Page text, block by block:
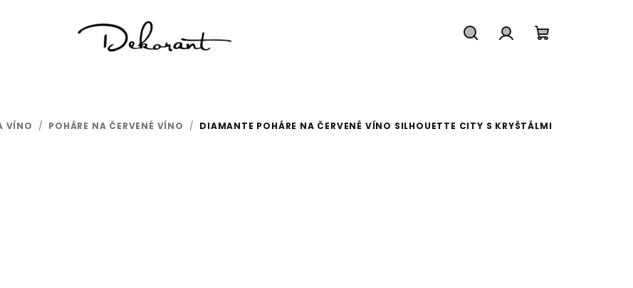
VÍNO / POHÁRE NA ČERVENÉ VÍNO / DIAMANTE POHÁRE NA ČERVENÉ VÍNO SILHOUETTE CITY S KRYŠTÁLMI